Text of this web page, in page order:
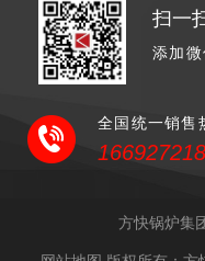
扫一
添加
全国统一销售
方快锅炉集